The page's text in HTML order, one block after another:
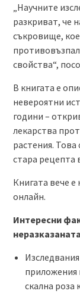
„Научните
разкриват, че
съкровище,
свойства“,
В книгата е
невероятни
години –
лекарства
растения. Това
стара рецепта
Книгата вече
онлайн.
Интересни
приложения
скална роза